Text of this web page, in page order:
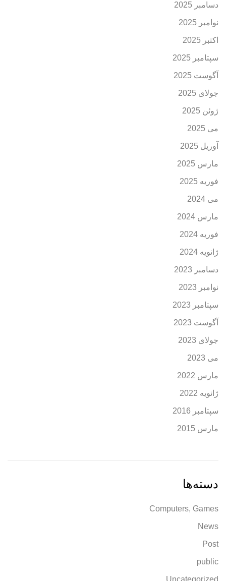
دسامبر 2025
نوامبر 2025
اکتبر 2025
سپتامبر 2025
آگوست 2025
جولای 2025
ژوئن 2025
می 2025
آوریل 2025
مارس 2025
فوریه 2025
می 2024
مارس 2024
فوریه 2024
ژانویه 2024
دسامبر 2023
نوامبر 2023
سپتامبر 2023
آگوست 2023
جولای 2023
می 2023
مارس 2022
ژانویه 2022
سپتامبر 2016
مارس 2015
دسته‌ها
Computers, Games
News
Post
public